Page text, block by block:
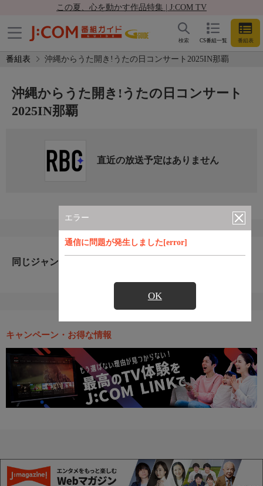
この夏、心を動かす作品特集 | J:COM TV
CS番組一覧 番組表
検索
番組表 沖縄からうた開き!うたの日コンサート2025IN那覇
エラー
通信に問題が発生しました[error]
OK
沖縄からうた開き!うたの日コンサート
2025IN那覇
直近の放送予定はありません
同じジャンルのおすすめ番組
キャンペーン・お得な情報